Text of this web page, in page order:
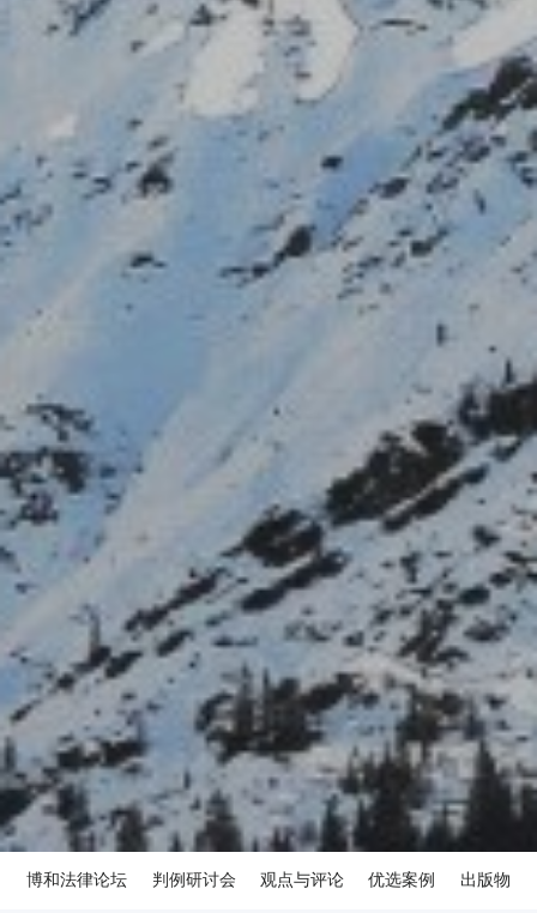
博和法律论坛 判例研讨会 观点与评论 优选案例 出版物